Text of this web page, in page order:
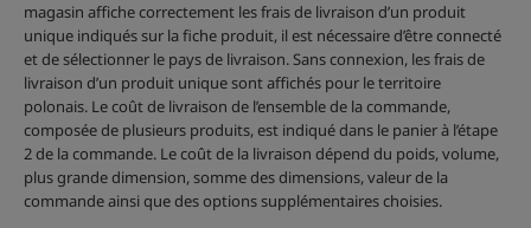
magasin affiche correctement les frais de livraison d’un produit
unique indiqués sur la fiche produit, il est nécessaire d’être connecté
et de sélectionner le pays de livraison. Sans connexion, les frais de
livraison d’un produit unique sont affichés pour le territoire
polonais. Le coût de livraison de l’ensemble de la commande,
composée de plusieurs produits, est indiqué dans le panier à l’étape
2 de la commande. Le coût de la livraison dépend du poids, volume,
plus grande dimension, somme des dimensions, valeur de la
commande ainsi que des options supplémentaires choisies.